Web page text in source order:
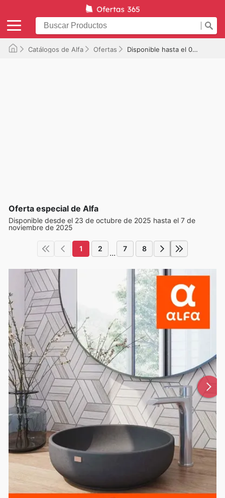
Catálogos de Alfa Ofertas Disponible hasta el 07/11/2025
Oferta especial de Alfa
Disponible desde el 23 de octubre de 2025 hasta el 7 de
noviembre de 2025
1 2 ... 7 8